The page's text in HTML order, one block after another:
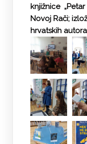
knjižnice
Novoj Rači;
hrvatskih